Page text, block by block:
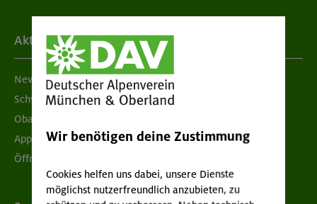
Aktuelles
Newsletter
Schwarzes Brett
Obacht geben!
App "Mein DAV+"
Öffnungszeiten
Wir benötigen deine Zustimmung
Cookies helfen uns dabei, unsere Dienste
möglichst nutzerfreundlich anzubieten, zu